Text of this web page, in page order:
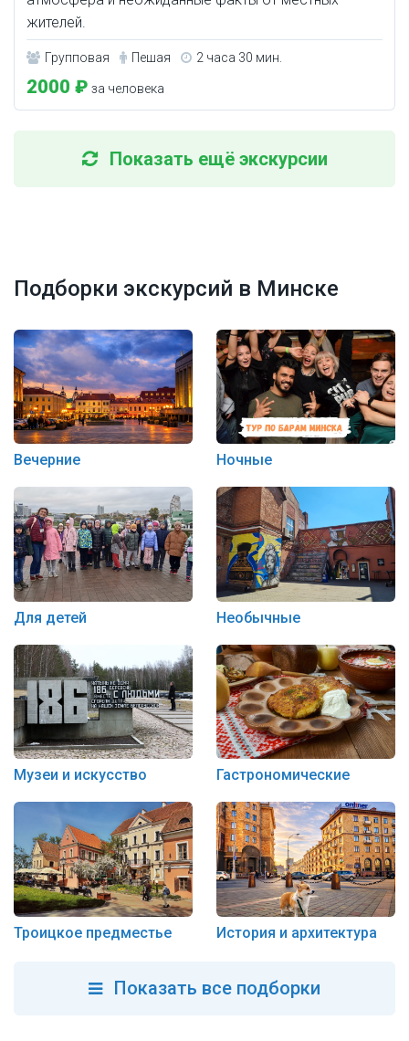
жителей.
Групповая Пешая 2 часа 30 мин.
2000 ₽ за человека
Показать ещё экскурсии
Подборки экскурсий в Минске
Вечерние Ночные
Для детей Необычные
Музеи и искусство Гастрономические
Троицкое предместье История и архитектура
Показать все подборки